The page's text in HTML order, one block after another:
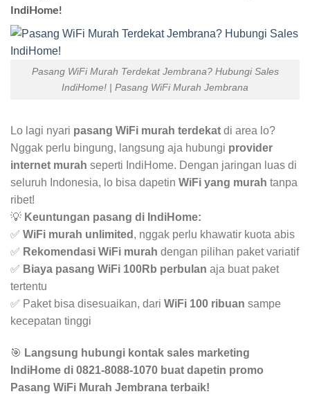
IndiHome!
Pasang WiFi Murah Terdekat Jembrana? Hubungi Sales
IndiHome! | Pasang WiFi Murah Jembrana
Lo lagi nyari pasang WiFi murah terdekat di area lo?
Nggak perlu bingung, langsung aja hubungi provider
internet murah seperti IndiHome. Dengan jaringan luas di
seluruh Indonesia, lo bisa dapetin WiFi yang murah tanpa
ribet!
💡 Keuntungan pasang di IndiHome:
✅ WiFi murah unlimited , nggak perlu khawatir kuota abis
✅ Rekomendasi WiFi murah dengan pilihan paket variatif
✅ Biaya pasang WiFi 100Rb perbulan aja buat paket
tertentu
✅ Paket bisa disesuaikan, dari WiFi 100 ribuan sampe
kecepatan tinggi
🎯 Langsung hubungi kontak sales marketing
IndiHome di 0821-8088-1070 buat dapetin promo
Pasang WiFi Murah Jembrana terbaik!